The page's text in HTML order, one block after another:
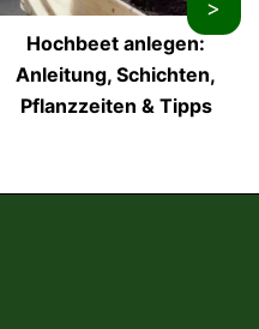
Hochbeet anlegen:
Anleitung, Schichten,
Pflanzzeiten & Tipps
>